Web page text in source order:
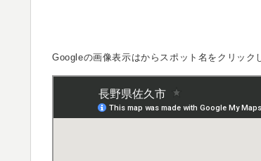
Googleの画像表示はからスポット名をクリック